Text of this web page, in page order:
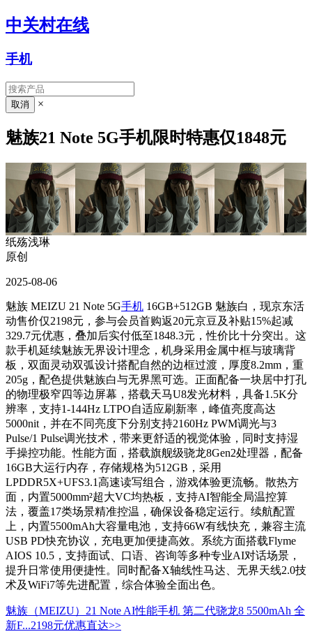
中关村在线
手机
×
魅族21 Note 5G手机限时特惠仅1848元
纸殇浅琳
原创
2025-08-06
魅族 MEIZU 21 Note 5G手机 16GB+512GB 魅族白，现京东活
动售价仅2198元，参与会员首购返20元京豆及补贴15%起减
329.7元优惠，叠加后实付低至1848.3元，性价比十分突出。这
款手机延续魅族无界设计理念，机身采用金属中框与玻璃背
板，双面灵动双弧设计搭配自然的边框过渡，厚度8.2mm，重
205g，配色提供魅族白与无界黑可选。正面配备一块居中打孔
的物理极窄四等边屏幕，搭载天马U8发光材料，具备1.5K分
辨率，支持1-144Hz LTPO自适应刷新率，峰值亮度高达
5000nit，并在不同亮度下分别支持2160Hz PWM调光与3
Pulse/1 Pulse调光技术，带来更舒适的视觉体验，同时支持湿
手操控功能。性能方面，搭载旗舰级骁龙8Gen2处理器，配备
16GB大运行内存，存储规格为512GB，采用
LPDDR5X+UFS3.1高速读写组合，游戏体验更流畅。散热方
面，内置5000mm²超大VC均热板，支持AI智能全局温控算
法，覆盖17类场景精准控温，确保设备稳定运行。续航配置
上，内置5500mAh大容量电池，支持66W有线快充，兼容主流
USB PD快充协议，充电更加便捷高效。系统方面搭载Flyme
AIOS 10.5，支持面试、口语、咨询等多种专业AI对话场景，
提升日常使用便捷性。同时配备X轴线性马达、无界天线2.0技
术及WiFi7等先进配置，综合体验全面出色。
魅族（MEIZU）21 Note AI性能手机 第二代骁龙8 5500mAh 全
新F...2198元优惠直达>>